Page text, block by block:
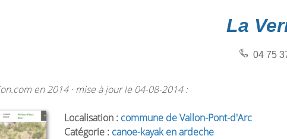
La
04 75
en 2014 · mise à jour le 04-08-2014 :
Localisation : commune de Vallon-Pont-d'Arc
Catégorie : canoe-kayak en ardeche